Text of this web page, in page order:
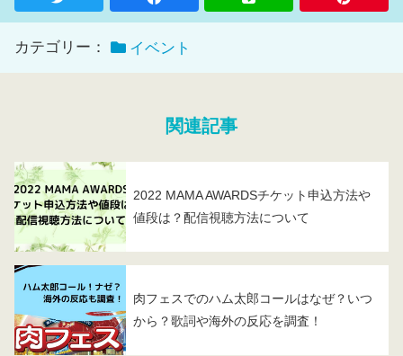
カテゴリー： イベント
関連記事
2022 MAMA AWARDSチケット申込方法や
値段は？配信視聴方法について
肉フェスでのハム太郎コールはなぜ？いつ
から？歌詞や海外の反応を調査！